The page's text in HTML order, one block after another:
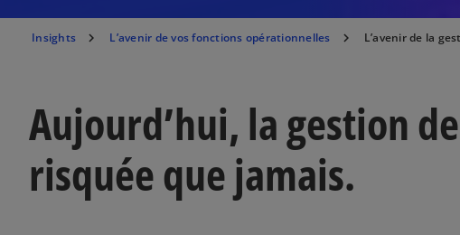
Insights L’avenir de vos fonctions opérationnelles L’avenir de la
Aujourd’hui, la gestion
risquée que jamais.